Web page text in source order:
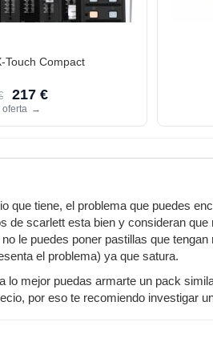
Touch Compact
217 €
oferta →
que tiene, el problema que puedes
de scarlett esta bien y consideran
le puedes poner pastillas que
el problema) ya que satura.
lo mejor puedas armarte un pack
por eso te recomiendo investigar